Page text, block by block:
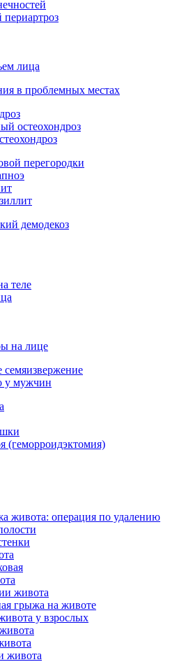
лица
в проблемных местах
остеохондроз
перегородки
демодекоз
теле
на лице
у мужчин
(геморроидэктомия)
живота: операция по удалению
живота
грыжа на животе
у взрослых
живота